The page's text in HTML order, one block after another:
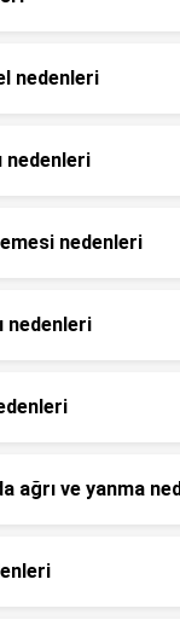
nedenleri
nedenleri
nedenleri
nedenleri
ağrı ve yanma